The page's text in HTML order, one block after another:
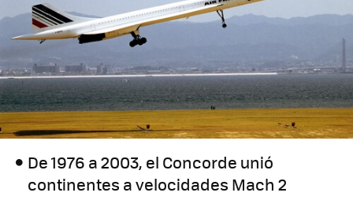
De 1976 a 2003, el Concorde unió
continentes a velocidades Mach 2